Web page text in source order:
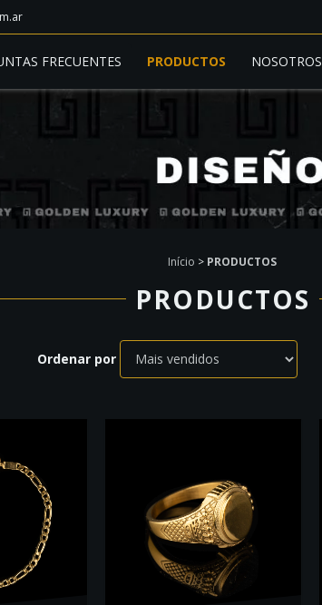
FRECUENTES PRODUCTOS NOSOTROS
Início > PRODUCTOS
PRODUCTOS
Ordenar por